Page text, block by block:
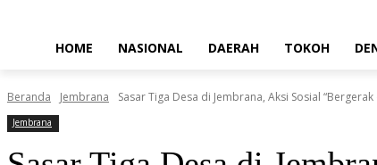
HOME NASIONAL DAERAH TOKOH
Beranda Jembrana Sasar Tiga Desa di Jembrana, Aksi Sosial “Bergerak
Jembrana